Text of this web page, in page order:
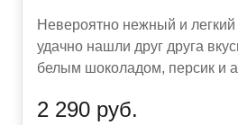
Невероятно нежный и легкий
удачно нашли друг друга
белым шоколадом, персик и
2 290 руб.